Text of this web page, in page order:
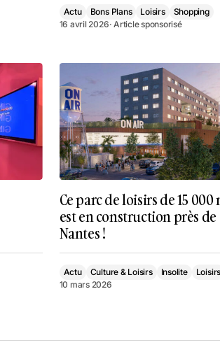
Actu Bons Plans Loisirs
Shopping
16 avril 2026· Article sponsorisé
Ce parc de loisirs de 15 000
est en construction près de
Nantes !
Actu Culture & Loisirs Insolite
10 mars 2026